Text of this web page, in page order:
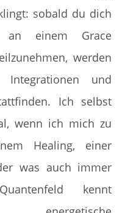
sobald du dich
an einem Grace
werden
und
Ich selbst
wenn ich mich zu
Healing, einer
was auch immer
kennt